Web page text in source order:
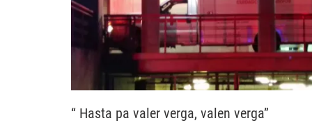
“ Hasta pa valer verga, valen verga”